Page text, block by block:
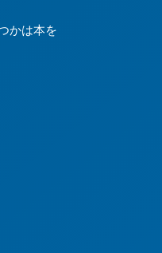
かは本を